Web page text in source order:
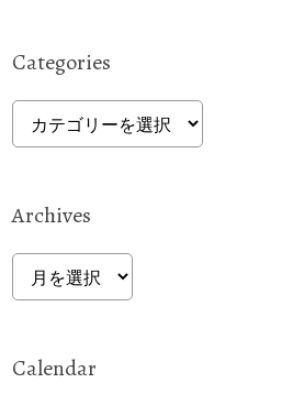
Categories
Categories
Archives
Archives
Calendar